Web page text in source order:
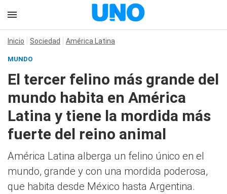
Inicio Sociedad América Latina
MUNDO
El tercer felino más grande del
mundo habita en América
Latina y tiene la mordida más
fuerte del reino animal
América Latina alberga un felino único en el
mundo, grande y con una mordida poderosa,
que habita desde México hasta Argentina.